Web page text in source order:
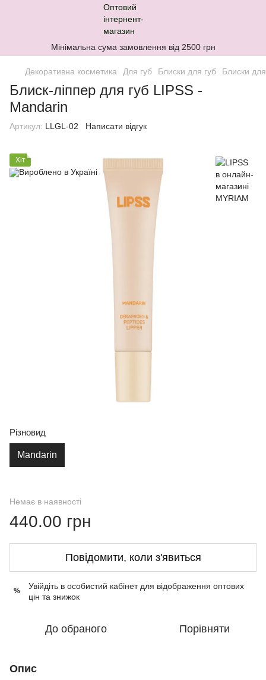
Мінімальна сума замовлення від 2500 грн
Декоративна косметика Для губ Блиски для губ Блиски
Блиск-ліппер для губ LIPSS -
Mandarin
Артикул: LLGL-02 Написати відгук
Хіт
Різновид
Mandarin
Немає в наявності
440.00 грн
Повідомити, коли з'явиться
%
Увійдіть в особистий кабінетдля відображення оптових
цін та знижок
До обраного Порівняти
Опис